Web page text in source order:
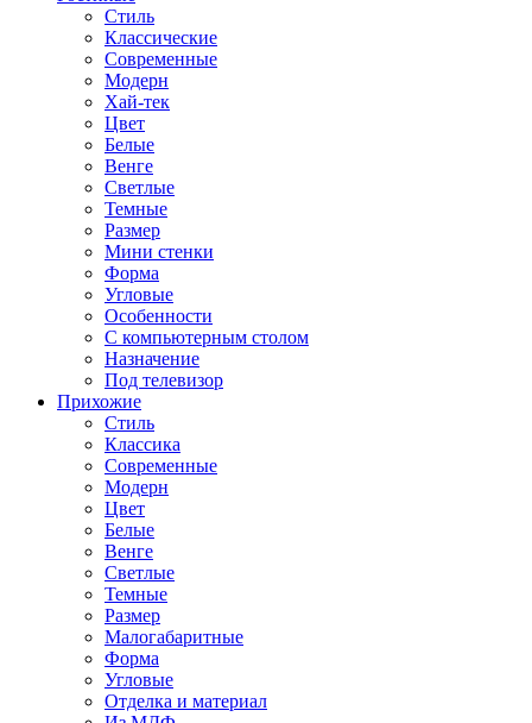
Стиль
Классические
Современные
Модерн
Хай-тек
Цвет
Белые
Венге
Светлые
Темные
Размер
Мини стенки
Форма
Угловые
Особенности
С компьютерным столом
Назначение
Под телевизор
Прихожие
Стиль
Классика
Современные
Модерн
Цвет
Белые
Венге
Светлые
Темные
Размер
Малогабаритные
Форма
Угловые
Отделка и материал